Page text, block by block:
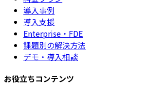
導入事例
導入支援
Enterprise・FDE
課題別の解決方法
デモ・導入相談
お役立ちコンテンツ